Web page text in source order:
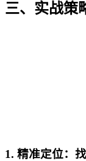
三、实战策
1. 精准定位：